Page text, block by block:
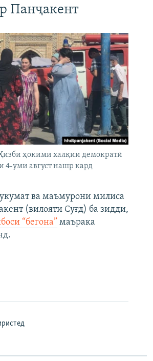
Панҷакент
ҳокими халқии демократӣ
4-уми август нашр кард
ва маъмурони милиса
(вилояти Суғд) ба зидди,
“бегона” маърака